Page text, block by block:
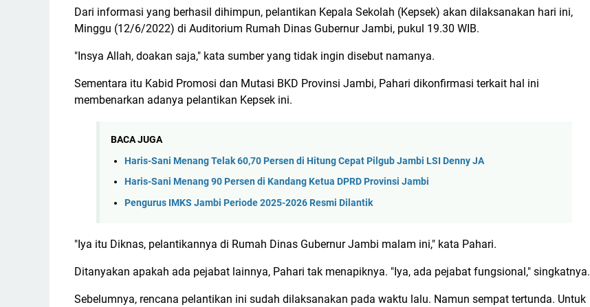
Dari informasi yang berhasil dihimpun, pelantikan Kepala Sekolah (Kepsek) akan dilaksanakan hari ini,
Minggu (12/6/2022) di Auditorium Rumah Dinas Gubernur Jambi, pukul 19.30 WIB.
"Insya Allah, doakan saja," kata sumber yang tidak ingin disebut namanya.
Sementara itu Kabid Promosi dan Mutasi BKD Provinsi Jambi, Pahari dikonfirmasi terkait hal ini
membenarkan adanya pelantikan Kepsek ini.
BACA JUGA
Haris-Sani Menang Telak 60,70 Persen di Hitung Cepat Pilgub Jambi LSI Denny JA
Haris-Sani Menang 90 Persen di Kandang Ketua DPRD Provinsi Jambi
Pengurus IMKS Jambi Periode 2025-2026 Resmi Dilantik
"Iya itu Diknas, pelantikannya di Rumah Dinas Gubernur Jambi malam ini," kata Pahari.
Ditanyakan apakah ada pejabat lainnya, Pahari tak menapiknya. "Iya, ada pejabat fungsional," singkatnya.
Sebelumnya, rencana pelantikan ini sudah dilaksanakan pada waktu lalu. Namun sempat tertunda. Untuk